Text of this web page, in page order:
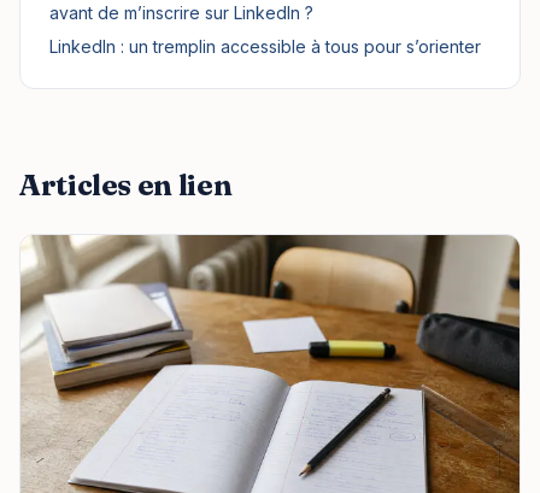
avant de m’inscrire sur LinkedIn ?
LinkedIn : un tremplin accessible à tous pour s’orienter
Articles en lien